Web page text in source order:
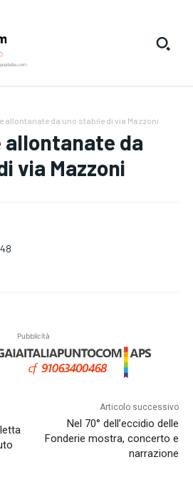
allontanate da uno stabile di via Mazzoni
allontanate da
via Mazzoni
Pubblicità
Articolo successivo
Nel 70° dell’eccidio delle
Fonderie mostra, concerto e
narrazione